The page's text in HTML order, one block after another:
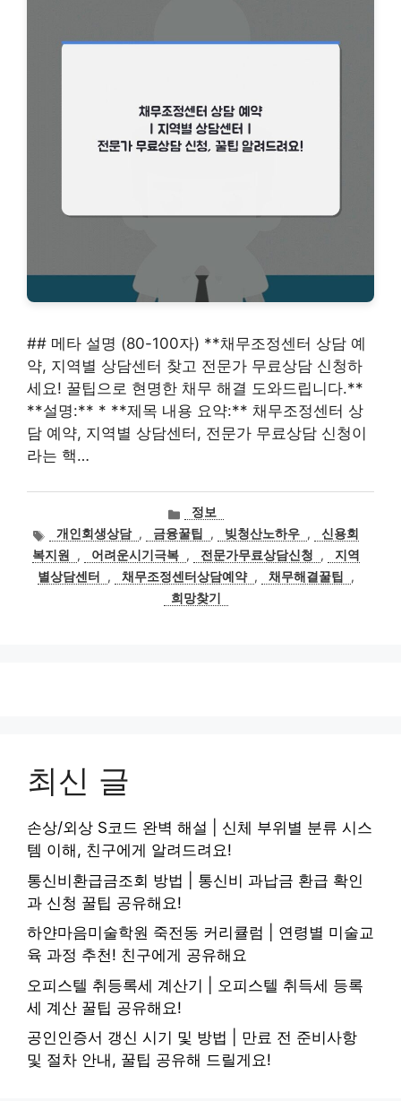
## 메타 설명 (80-100자) **채무조정센터 상담 예
약, 지역별 상담센터 찾고 전문가 무료상담 신청하
세요! 꿀팁으로 현명한 채무 해결 도와드립니다.**
**설명:** * **제목 내용 요약:** 채무조정센터 상
담 예약, 지역별 상담센터, 전문가 무료상담 신청이
라는 핵…
카
테
고
리
정보
태
그
개인회생상담 , 금융꿀팁 , 빚청산노하우 ,
신용회
복지원
, 어려운시기극복 , 전문가무료상담신청 ,
지역
별상담센터
, 채무조정센터상담예약 , 채무해결꿀팁
,
희망찾기
최신 글
손상/외상 S코드 완벽 해설 | 신체 부위별 분류 시스
템 이해, 친구에게 알려드려요!
통신비환급금조회 방법 | 통신비 과납금 환급 확인
과 신청 꿀팁 공유해요!
하얀마음미술학원 죽전동 커리큘럼 | 연령별 미술교
육 과정 추천! 친구에게 공유해요
오피스텔 취등록세 계산기 | 오피스텔 취득세 등록
세 계산 꿀팁 공유해요!
공인인증서 갱신 시기 및 방법 | 만료 전 준비사항
및 절차 안내, 꿀팁 공유해 드릴게요!